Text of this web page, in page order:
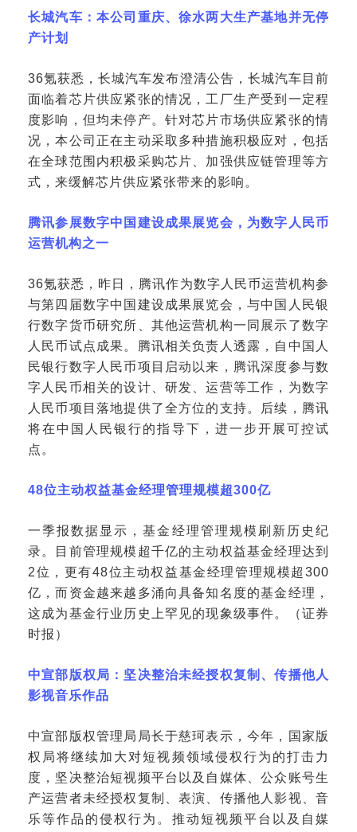
长城汽车：本公司重庆、徐水两大生产基地并无停
产计划
36氪获悉，长城汽车发布澄清公告，长城汽车目前
面临着芯片供应紧张的情况，工厂生产受到一定程
度影响，但均未停产。针对芯片市场供应紧张的情
况，本公司正在主动采取多种措施积极应对，包括
在全球范围内积极采购芯片、加强供应链管理等方
式，来缓解芯片供应紧张带来的影响。
腾讯参展数字中国建设成果展览会，为数字人民币
运营机构之一
36氪获悉，昨日，腾讯作为数字人民币运营机构参
与第四届数字中国建设成果展览会，与中国人民银
行数字货币研究所、其他运营机构一同展示了数字
人民币试点成果。腾讯相关负责人透露，自中国人
民银行数字人民币项目启动以来，腾讯深度参与数
字人民币相关的设计、研发、运营等工作，为数字
人民币项目落地提供了全方位的支持。后续，腾讯
将在中国人民银行的指导下，进一步开展可控试
点。
48位主动权益基金经理管理规模超300亿
一季报数据显示，基金经理管理规模刷新历史纪
录。目前管理规模超千亿的主动权益基金经理达到
2位，更有48位主动权益基金经理管理规模超300
亿，而资金越来越多涌向具备知名度的基金经理，
这成为基金行业历史上罕见的现象级事件。（证券
时报）
中宣部版权局：坚决整治未经授权复制、传播他人
影视音乐作品
中宣部版权管理局局长于慈珂表示，今年，国家版
权局将继续加大对短视频领域侵权行为的打击力
度，坚决整治短视频平台以及自媒体、公众账号生
产运营者未经授权复制、表演、传播他人影视、音
乐等作品的侵权行为。推动短视频平台以及自媒